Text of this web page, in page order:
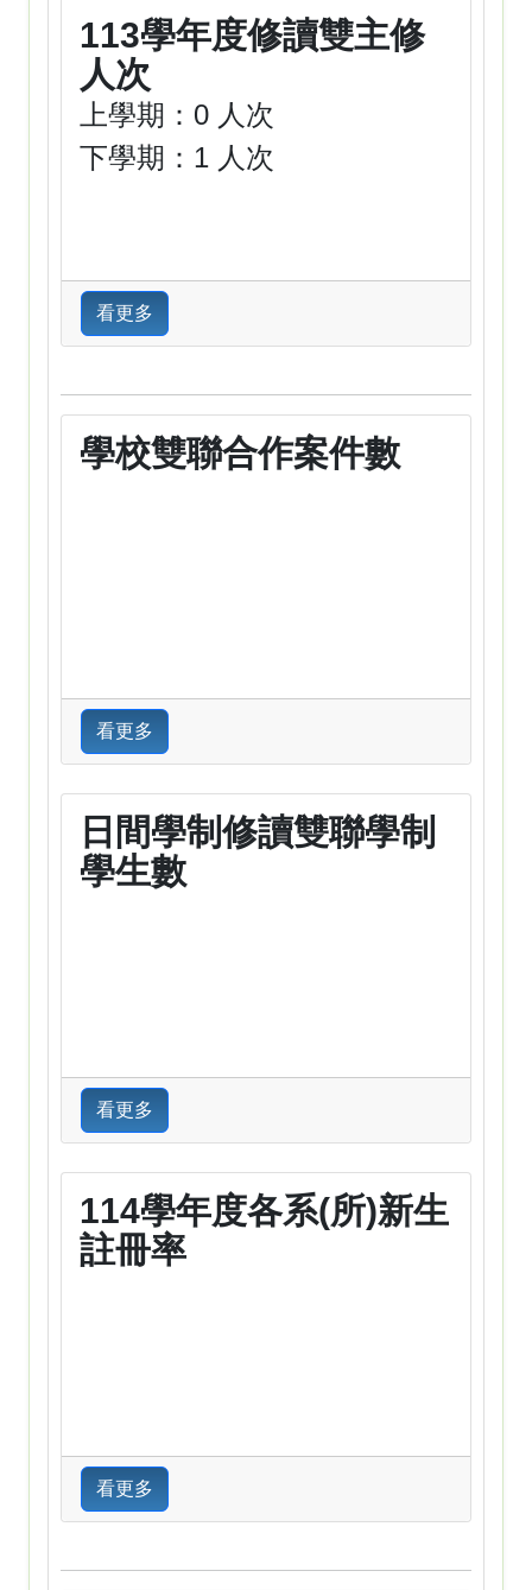
113學年度修讀雙主修
人次
上學期：0 人次
下學期：1 人次
看更多
學校雙聯合作案件數
看更多
日間學制修讀雙聯學制
學生數
看更多
114學年度各系(所)新生
註冊率
看更多